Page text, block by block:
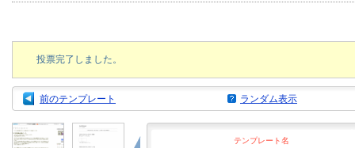
投票完了しました。
前のテンプレート ランダム表示
テンプレート名